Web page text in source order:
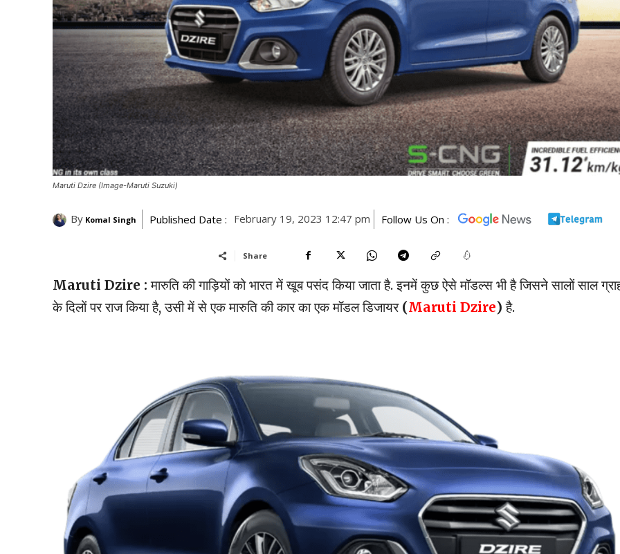
Maruti Dzire (Image-Maruti Suzuki)
By Komal Singh Published Date : February 19, 2023 12:47 pm Follow Us On :
Share
Maruti Dzire :मारुति की गाड़ियों को भारत में खूब पसंद किया जाता है. इनमें कुछ ऐसे मॉडल्स भी है जिसने सालों साल
के दिलों पर राज किया है, उसी में से एक मारुति की कार का एक मॉडल डिजायर (Maruti Dzire) है.